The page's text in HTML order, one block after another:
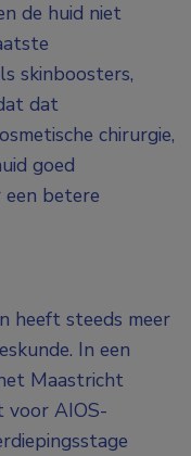
de huid niet
skinboosters,
dat
chirurgie,
goed
een betere
heeft steeds meer
In een
Maastricht
voor AIOS-